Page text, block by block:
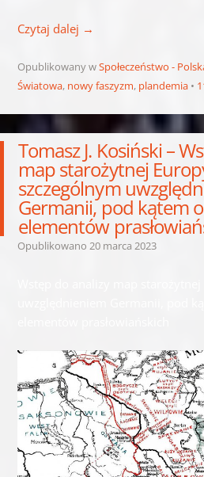
Czytaj dalej →
Opublikowany wSpołeczeństwo -
Światowa, nowy faszyzm, plandemia
Tomasz J. Kosiński –
map starożytnej
szczególnym
Germanii, pod kątem
elementów
Opublikowano 20 marca 2023